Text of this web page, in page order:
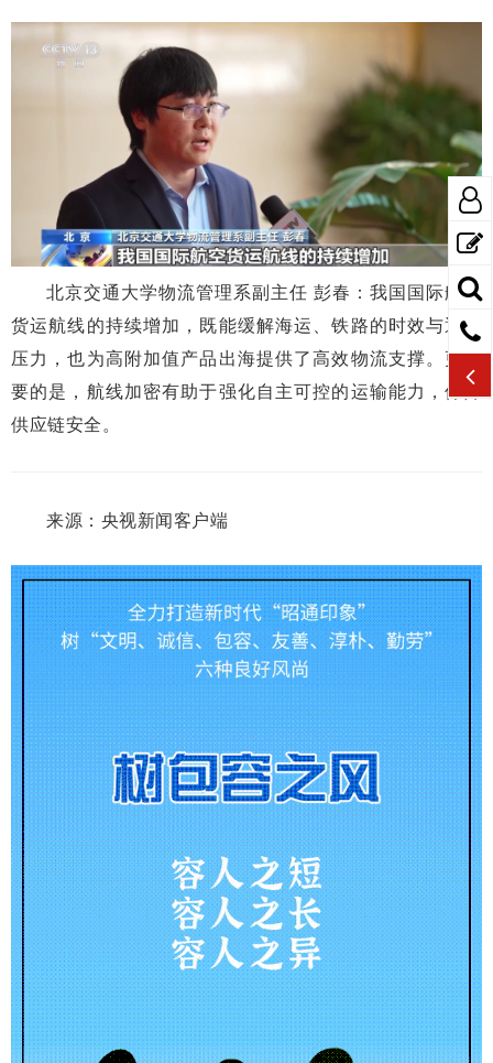
北京交通大学物流管理系副主任 彭春：我国国际航空
货运航线的持续增加，既能缓解海运、铁路的时效与通道
压力，也为高附加值产品出海提供了高效物流支撑。更重
要的是，航线加密有助于强化自主可控的运输能力，保障
供应链安全。
来源：央视新闻客户端